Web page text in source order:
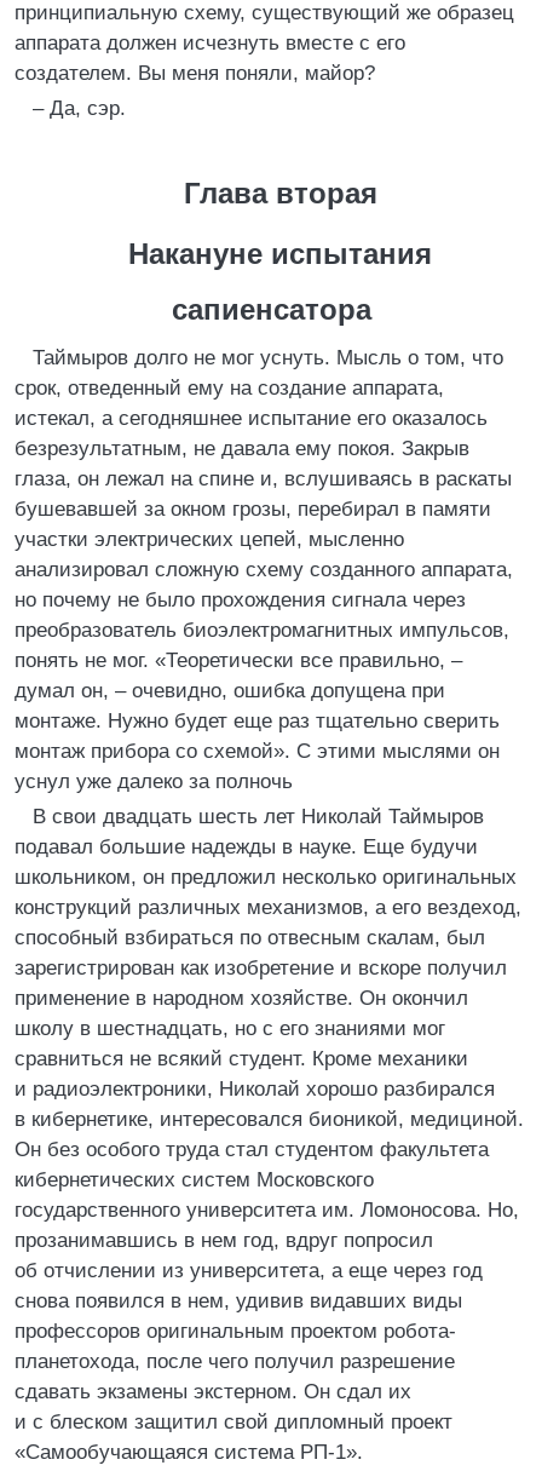
принципиальную схему, существующий же образец
аппарата должен исчезнуть вместе с его
создателем. Вы меня поняли, майор?
– Да, сэр.
Глава вторая
Накануне испытания
сапиенсатора
Таймыров долго не мог уснуть. Мысль о том, что
срок, отведенный ему на создание аппарата,
истекал, а сегодняшнее испытание его оказалось
безрезультатным, не давала ему покоя. Закрыв
глаза, он лежал на спине и, вслушиваясь в раскаты
бушевавшей за окном грозы, перебирал в памяти
участки электрических цепей, мысленно
анализировал сложную схему созданного аппарата,
но почему не было прохождения сигнала через
преобразователь биоэлектромагнитных импульсов,
понять не мог. «Теоретически все правильно, –
думал он, – очевидно, ошибка допущена при
монтаже. Нужно будет еще раз тщательно сверить
монтаж прибора со схемой». С этими мыслями он
уснул уже далеко за полночь
В свои двадцать шесть лет Николай Таймыров
подавал большие надежды в науке. Еще будучи
школьником, он предложил несколько оригинальных
конструкций различных механизмов, а его вездеход,
способный взбираться по отвесным скалам, был
зарегистрирован как изобретение и вскоре получил
применение в народном хозяйстве. Он окончил
школу в шестнадцать, но с его знаниями мог
сравниться не всякий студент. Кроме механики
и радиоэлектроники, Николай хорошо разбирался
в кибернетике, интересовался бионикой, медициной.
Он без особого труда стал студентом факультета
кибернетических систем Московского
государственного университета им. Ломоносова. Но,
прозанимавшись в нем год, вдруг попросил
об отчислении из университета, а еще через год
снова появился в нем, удивив видавших виды
профессоров оригинальным проектом робота-
планетохода, после чего получил разрешение
сдавать экзамены экстерном. Он сдал их
и с блеском защитил свой дипломный проект
«Самообучающаяся система РП-1».